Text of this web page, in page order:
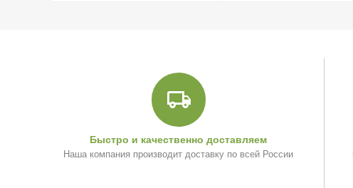
Быстро и качественно доставляем
Наша компания производит доставку по всей России